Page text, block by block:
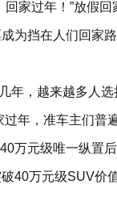
家过年！”放假
为挡在人们回家
年，越来越多人选
年，准车主们普
万元级唯一纵置
40万元级SUV价